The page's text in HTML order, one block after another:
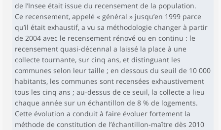
de l’Insee était issue du recensement de la population.
Ce recensement, appelé « général » jusqu’en 1999 parce
qu’il était exhaustif, a vu sa méthodologie changer à partir
de 2004 avec le recensement rénové ou en continu : le
recensement quasi-décennal a laissé la place à une
collecte tournante, sur cinq ans, et distinguant les
communes selon leur taille ; en dessous du seuil de 10 000
habitants, les communes sont recensées exhaustivement
tous les cinq ans ; au-dessus de ce seuil, la collecte a lieu
chaque année sur un échantillon de 8 % de logements.
Cette évolution a conduit à faire évoluer fortement la
méthode de constitution de l’échantillon-maître dès 2010